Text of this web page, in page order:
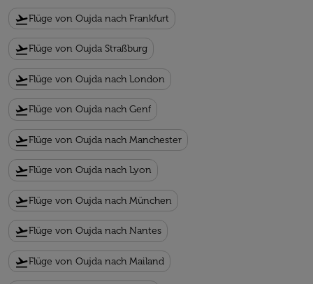
flight_takeoffFlüge von Oujda nach Frankfurt
flight_takeoffFlüge von Oujda Straßburg
flight_takeoffFlüge von Oujda nach London
flight_takeoffFlüge von Oujda nach Genf
flight_takeoffFlüge von Oujda nach Manchester
flight_takeoffFlüge von Oujda nach Lyon
flight_takeoffFlüge von Oujda nach München
flight_takeoffFlüge von Oujda nach Nantes
flight_takeoffFlüge von Oujda nach Mailand